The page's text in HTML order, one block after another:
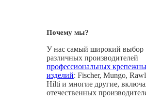
Почему мы?
У нас самый широкий выбор
различных производителей
профессиональных
изделий: Fischer, Mungo,
Hilti и многие другие,
отечественных